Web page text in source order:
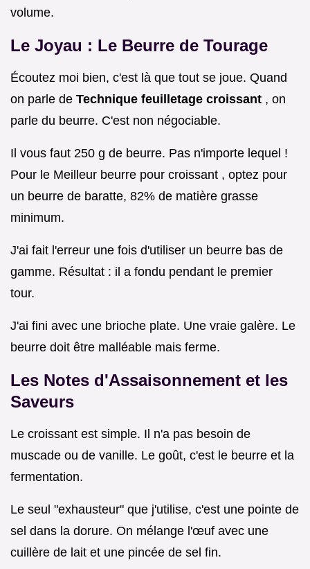
volume.
Le Joyau : Le Beurre de Tourage
Écoutez moi bien, c'est là que tout se joue. Quand
on parle de Technique feuilletage croissant , on
parle du beurre. C'est non négociable.
Il vous faut 250 g de beurre. Pas n'importe lequel !
Pour le Meilleur beurre pour croissant , optez pour
un beurre de baratte, 82% de matière grasse
minimum.
J'ai fait l'erreur une fois d'utiliser un beurre bas de
gamme. Résultat : il a fondu pendant le premier
tour.
J'ai fini avec une brioche plate. Une vraie galère. Le
beurre doit être malléable mais ferme.
Les Notes d'Assaisonnement et les
Saveurs
Le croissant est simple. Il n'a pas besoin de
muscade ou de vanille. Le goût, c'est le beurre et la
fermentation.
Le seul "exhausteur" que j'utilise, c'est une pointe de
sel dans la dorure. On mélange l'œuf avec une
cuillère de lait et une pincée de sel fin.